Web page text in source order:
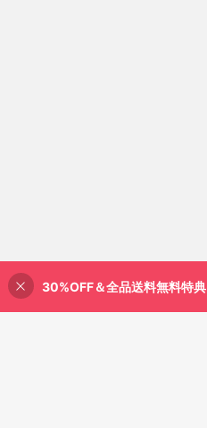
37% 割引！
30%OFF＆全品送料無料特典